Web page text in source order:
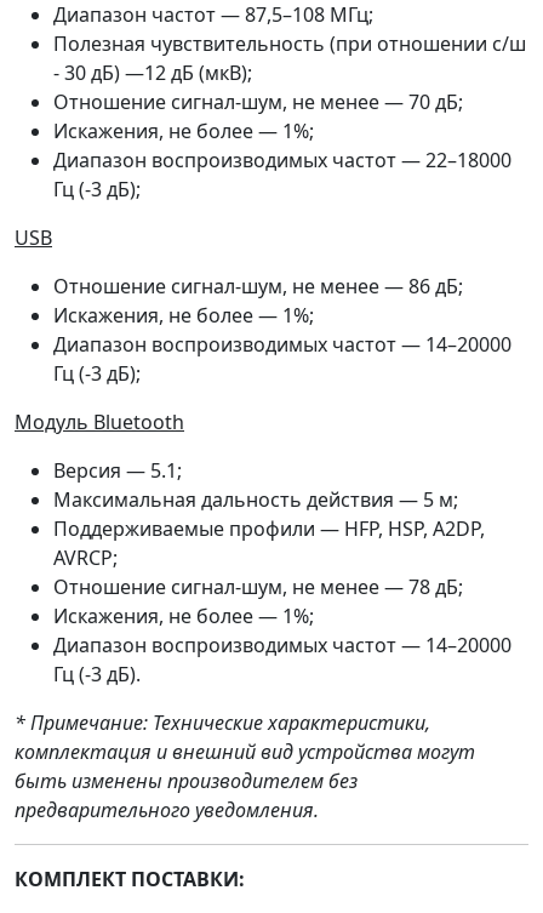
Диапазон частот — 87,5–108 МГц;
Полезная чувствительность (при отношении с/ш
- 30 дБ) —12 дБ (мкВ);
Отношение сигнал-шум, не менее — 70 дБ;
Искажения, не более — 1%;
Диапазон воспроизводимых частот — 22–18000
Гц (-3 дБ);
USB
Отношение сигнал-шум, не менее — 86 дБ;
Искажения, не более — 1%;
Диапазон воспроизводимых частот — 14–20000
Гц (-3 дБ);
Модуль Bluetooth
Версия — 5.1;
Максимальная дальность действия — 5 м;
Поддерживаемые профили — HFP, HSP, A2DP,
AVRCP;
Отношение сигнал-шум, не менее — 78 дБ;
Искажения, не более — 1%;
Диапазон воспроизводимых частот — 14–20000
Гц (-3 дБ).
* Примечание: Технические характеристики,
комплектация и внешний вид устройства могут
быть изменены производителем без
предварительного уведомления.
КОМПЛЕКТ ПОСТАВКИ: